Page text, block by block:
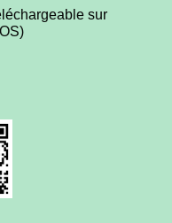
sur
)